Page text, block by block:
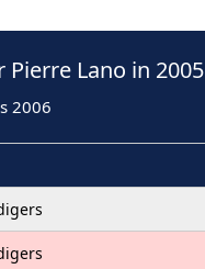
Lano in 2005
2006